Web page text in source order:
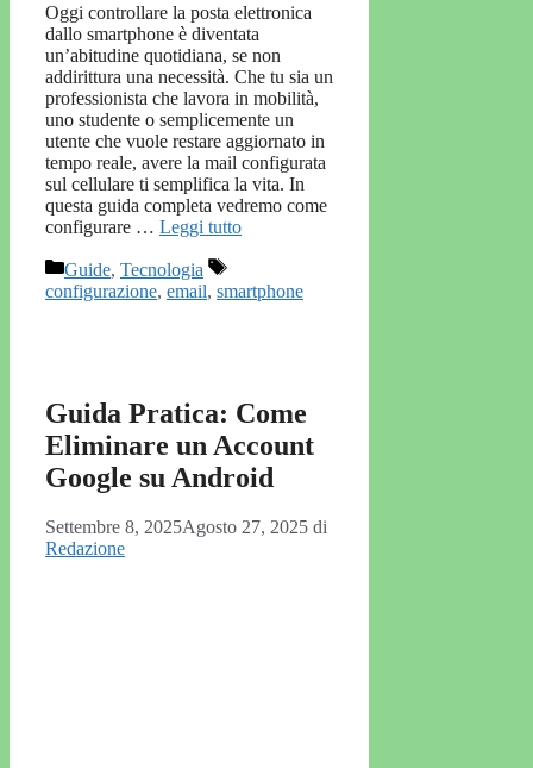
Oggi controllare la posta elettronica
dallo smartphone è diventata
un’abitudine quotidiana, se non
addirittura una necessità. Che tu sia un
professionista che lavora in mobilità,
uno studente o semplicemente un
utente che vuole restare aggiornato in
tempo reale, avere la mail configurata
sul cellulare ti semplifica la vita. In
questa guida completa vedremo come
configurare … Leggi tutto
Categorie
Guide, Tecnologia
Tag
configurazione, email, smartphone
Guida Pratica: Come
Eliminare un Account
Google su Android
Settembre 8, 2025Agosto 27, 2025 di
Redazione